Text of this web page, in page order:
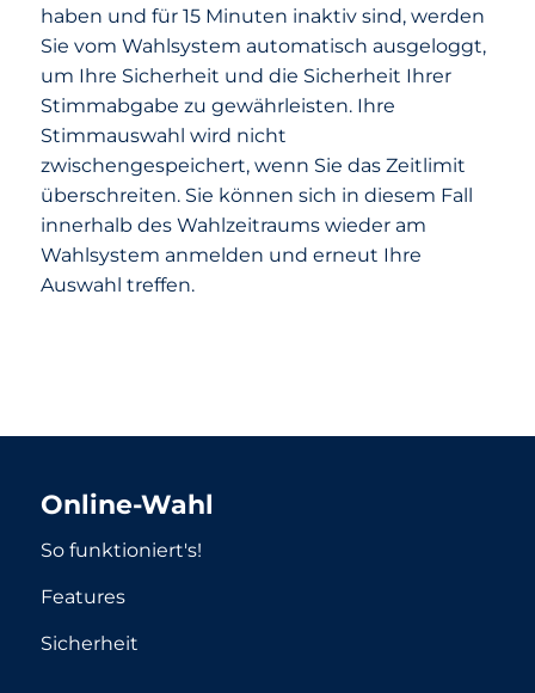
haben und für 15 Minuten inaktiv sind, werden
Sie vom Wahlsystem automatisch ausgeloggt,
um Ihre Sicherheit und die Sicherheit Ihrer
Stimmabgabe zu gewährleisten. Ihre
Stimmauswahl wird nicht
zwischengespeichert, wenn Sie das Zeitlimit
überschreiten. Sie können sich in diesem Fall
innerhalb des Wahlzeitraums wieder am
Wahlsystem anmelden und erneut Ihre
Auswahl treffen.
Online-Wahl
So funktioniert's!
Features
Sicherheit